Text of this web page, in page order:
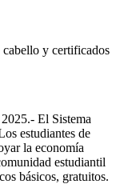
y certificados
El Sistema
estudiantes de
la economía
estudiantil
básicos, gratuitos.